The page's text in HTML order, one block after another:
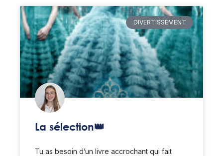
DIVERTISSEMENT
La sélection👑
Tu as besoin d’un livre accrochant qui fait